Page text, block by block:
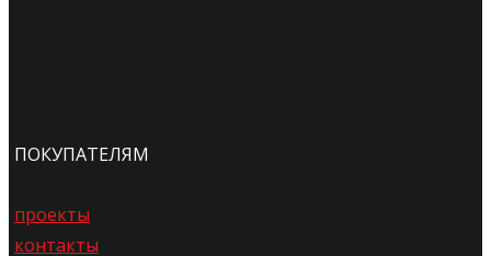
ПОКУПАТЕЛЯМ
проекты
контакты